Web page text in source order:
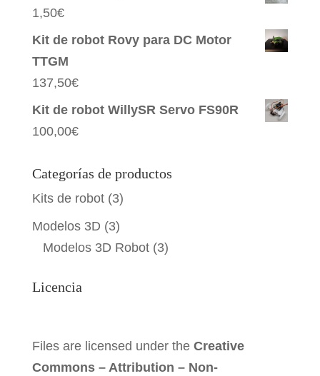
1,50€
Kit de robot Rovy para DC Motor
TTGM
137,50€
Kit de robot WillySR Servo FS90R
100,00€
Categorías de productos
Kits de robot (3)
Modelos 3D (3)
Modelos 3D Robot (3)
Licencia
Files are licensed under the Creative
Commons – Attribution – Non-